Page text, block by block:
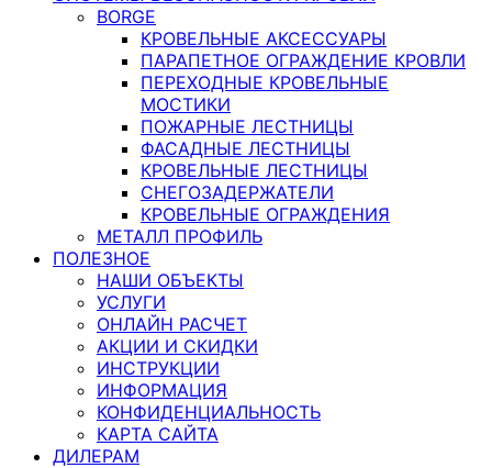
BORGE
КРОВЕЛЬНЫЕ АКСЕССУАРЫ
ПАРАПЕТНОЕ ОГРАЖДЕНИЕ КРОВЛИ
ПЕРЕХОДНЫЕ КРОВЕЛЬНЫЕ
МОСТИКИ
ПОЖАРНЫЕ ЛЕСТНИЦЫ
ФАСАДНЫЕ ЛЕСТНИЦЫ
КРОВЕЛЬНЫЕ ЛЕСТНИЦЫ
СНЕГОЗАДЕРЖАТЕЛИ
КРОВЕЛЬНЫЕ ОГРАЖДЕНИЯ
МЕТАЛЛ ПРОФИЛЬ
ПОЛЕЗНОЕ
НАШИ ОБЪЕКТЫ
УСЛУГИ
ОНЛАЙН РАСЧЕТ
АКЦИИ И СКИДКИ
ИНСТРУКЦИИ
ИНФОРМАЦИЯ
КОНФИДЕНЦИАЛЬНОСТЬ
КАРТА САЙТА
ДИЛЕРАМ